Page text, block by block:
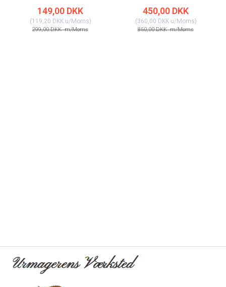
149,00 DKK
(119,20 DKKu/Moms)
299,00 DKKm/Moms
450,00 DKK
(360,00 DKKu/Moms)
850,00 DKKm/Moms